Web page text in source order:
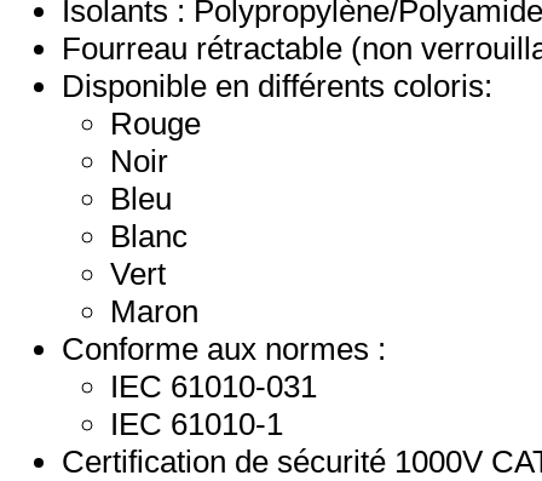
Isolants : Polypropylène/Polyamide
Fourreau rétractable (non
Disponible en différents coloris:
Rouge
Noir
Bleu
Blanc
Vert
Maron
Conforme aux normes :
IEC 61010-031
IEC 61010-1
Certification de sécurité 1000V